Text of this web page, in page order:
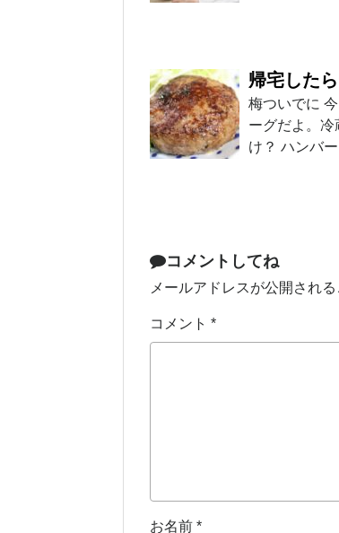
帰宅した
梅ついでに
ーグだよ。
け？ ハンバ
コメントしてね
メールアドレスが公開される
コメント *
お名前 *